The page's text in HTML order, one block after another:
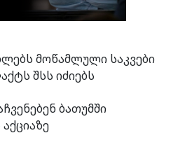
მოწამლული საკვები
შსს იძიებს
ბათუმში